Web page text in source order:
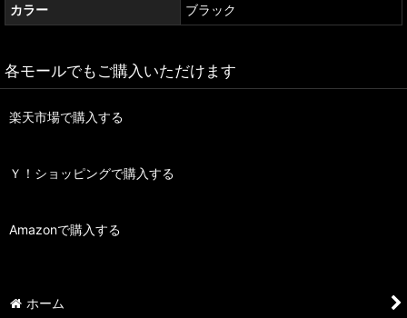
カラー ブラック
各モールでもご購入いただけます
楽天市場で購入する
Ｙ！ショッピングで購入する
Amazonで購入する
ホーム